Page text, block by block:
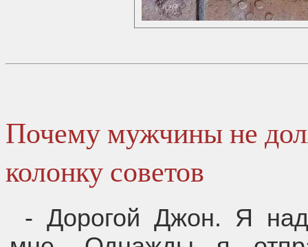
Почему мужчины не
колонку советов
- Дорогой Джон. Я